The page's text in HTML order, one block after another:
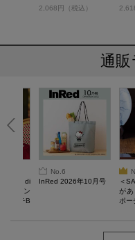
2,068円（税込）
通
di
ティン
ポーチB
No.6
InRed 2026年10月号
＜
が
ポー